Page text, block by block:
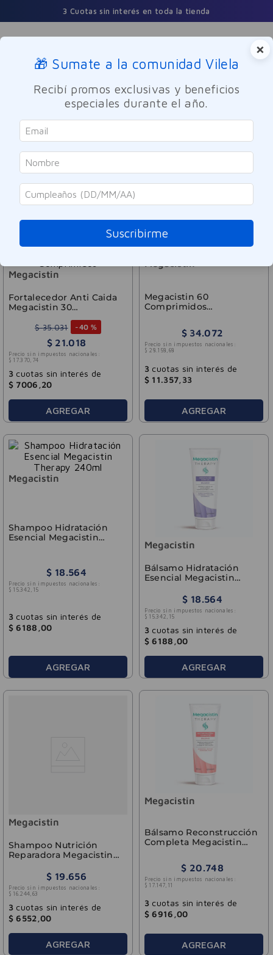
3 Cuotas sin interés en toda la tienda
Buscar
Megacistin
Fortalecedor Anti Caida
Megacistin 30
$ 35.031 -40 %
$ 21.018
Precio sin impuestos nacionales:
$ 17.370, 74
3 cuotas sin interés de
$ 7006,20
AGREGAR
Megacistin 60
Comprimidos
$ 34.072
Precio sin impuestos nacionales:
$ 28 .158 , 68
3 cuotas sin interés de
$ 11.357 33
AGREGAR
Megacistin
Shampoo Hidratación
Esencial Megacistin
$ 18.564
Precio sin impuestos nacionales:
$ 15.342 , 15
3 cuotas sin interés de
$ 6188 ,00
AGREGAR
Megacistin
Bálsamo Hidratación
Esencial Megacistin
$ 18.564
Precio sin impuestos nacionales:
$ 15 .342 15
3 cuotas sin interés de
$ 6188 ,00
AGREGAR
Megacistin
Shampoo Nutrición
Reparadora Megacistin
$ 19.656
Precio sin impuestos nacionales:
$ 16.244, 63
3 cuotas sin interés de
$ 6552,00
AGREGAR
Megacistin
Bálsamo Reconstrucción
Completa Megacistin
$ 20.748
Precio sin impuestos nacionales:
$ 17.147, 11
3 cuotas sin interés de
$ 6916,00
AGREGAR
×
🎁 Sumate a la comunidad Vilela
Recibí promos exclusivas y beneficios
especiales durante el año.
Suscribirme